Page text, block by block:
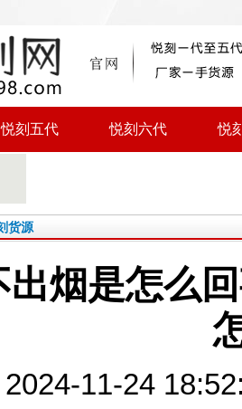
悦刻五代 悦刻六代 悦
货源
出烟是怎么
2024-11-24